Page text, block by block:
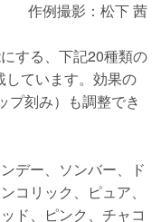
作例撮影：松下 茜
する、下記20種類の
しています。効果の
プ刻み）も調整でき
デー、ソンバー、ド
コリック、ピュア、
ド、ピンク、チャコ